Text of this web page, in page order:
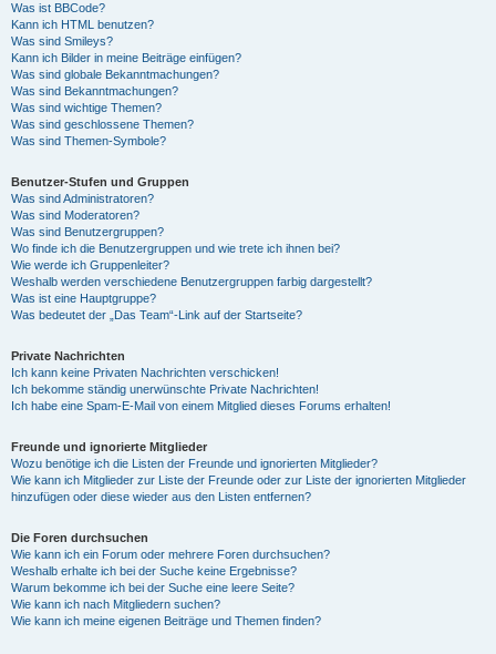
Was ist BBCode?
Kann ich HTML benutzen?
Was sind Smileys?
Kann ich Bilder in meine Beiträge einfügen?
Was sind globale Bekanntmachungen?
Was sind Bekanntmachungen?
Was sind wichtige Themen?
Was sind geschlossene Themen?
Was sind Themen-Symbole?
Benutzer-Stufen und Gruppen
Was sind Administratoren?
Was sind Moderatoren?
Was sind Benutzergruppen?
Wo finde ich die Benutzergruppen und wie trete ich ihnen bei?
Wie werde ich Gruppenleiter?
Weshalb werden verschiedene Benutzergruppen farbig dargestellt?
Was ist eine Hauptgruppe?
Was bedeutet der „Das Team“-Link auf der Startseite?
Private Nachrichten
Ich kann keine Privaten Nachrichten verschicken!
Ich bekomme ständig unerwünschte Private Nachrichten!
Ich habe eine Spam-E-Mail von einem Mitglied dieses Forums erhalten!
Freunde und ignorierte Mitglieder
Wozu benötige ich die Listen der Freunde und ignorierten Mitglieder?
Wie kann ich Mitglieder zur Liste der Freunde oder zur Liste der ignorierten Mitglieder
hinzufügen oder diese wieder aus den Listen entfernen?
Die Foren durchsuchen
Wie kann ich ein Forum oder mehrere Foren durchsuchen?
Weshalb erhalte ich bei der Suche keine Ergebnisse?
Warum bekomme ich bei der Suche eine leere Seite?
Wie kann ich nach Mitgliedern suchen?
Wie kann ich meine eigenen Beiträge und Themen finden?